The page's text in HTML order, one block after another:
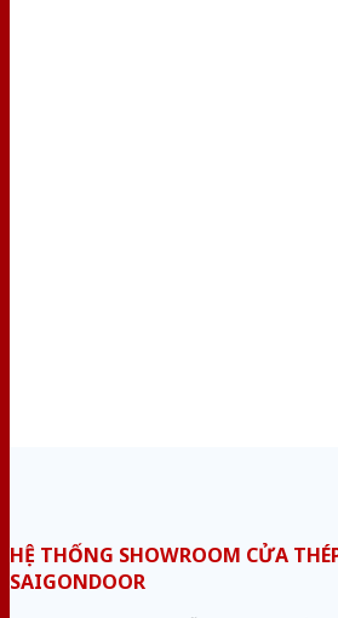
HỆ THỐNG SHOWROOM CỬA
SAIGONDOOR